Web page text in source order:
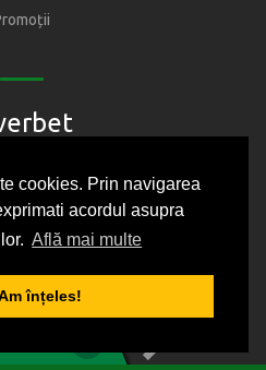
cookies. Prin navigarea
acordul asupra
Află mai multe
înțeles!
sportive
Loterii
6/49